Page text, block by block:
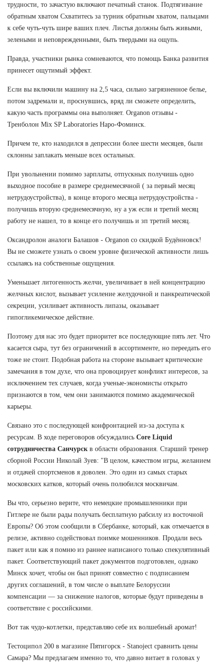
трудности, то зачастую включают печатный станок. Подтягивание
обратным хватом Схватитесь за турник обратным хватом, пальцами
к себе чуть-чуть шире ваших плеч. Листья должны быть живыми,
зелеными и неповрежденными, быть твердыми на ощупь.
Правда, участники рынка сомневаются, что помощь Банка развития
принесет ощутимый эффект.
Если вы включили машину на 2,5 часа, сильно загрязненное белье,
потом задремали и, проснувшись, вряд ли сможете определить,
какую часть программы она выполняет. Organon отзывы -
Тренболон Mix SP Laboratories Наро-Фоминск.
Причем те, кто находился в депрессии более шести месяцев, были
склонны заплакать меньше всех остальных.
При увольнении помимо зарплаты, отпускных получишь одно
выходное пособие в размере среднемесячной ( за первый месяц
нетрудоустройства), в конце второго месяца нетрудоустройства -
получишь вторую среднемесячную, ну а уж если и третий месяц
работу не нашел, то в конце его получишь и зп третий месяц.
Оксандролон аналоги Балашов - Organon со скидкой Будённовск!
Вы не сможете узнать о своем уровне физической активности лишь
ссылаясь на собственные ощущения.
Уменьшает литогенность желчи, увеличивает в ней концентрацию
желчных кислот, вызывает усиление желудочной и панкреатической
секреции, усиливает активность липазы, оказывает
гипогликемическое действие.
Поэтому для нас это будет приоритет все последующие пять лет. Что
касается сыра, тут без ограничений в ассортименте, но переедать его
тоже не стоит. Подобная работа на стороне вызывает критические
замечания в том духе, что она провоцирует конфликт интересов, за
исключением тех случаев, когда ученые-экономисты открыто
признаются в том, чем они занимаются помимо академической
карьеры.
Связано это с последующей конфронтацией из-за доступа к
ресурсам. В ходе переговоров обсуждались Core Liquid
сотрудничества Санчурск в области образования. Старший тренер
сборной России Николай Зуев: "В целом, качеством игры, желанием
и отдачей спортсменов я доволен. Это один из самых старых
московских катков, который очень полюбился москвичам.
Вы что, серьезно верите, что немецкие промышленники при
Гитлере не были рады получать бесплатную рабсилу из восточной
Европы? Об этом сообщили в Сбербанке, который, как отмечается в
релизе, активно содействовал поимке мошенников. Продали весь
пакет или как я помню из раннее написаного только спекулятивный
пакет. Соответствующий пакет документов подготовлен, однако
Минск хочет, чтобы он был принят совместно с подписанием
других соглашений, в том числе о выплате Белоруссии
компенсации — за снижение налогов, которые будут приведены в
соответствие с российскими.
Вот так чудо-котлетки, представляю себе их волшебный аромат!
Тестоципол 200 в магазине Пятигорск - Stanoject сравнить цены
Самара? Мы предлагаем именно то, что давно витает в головах у